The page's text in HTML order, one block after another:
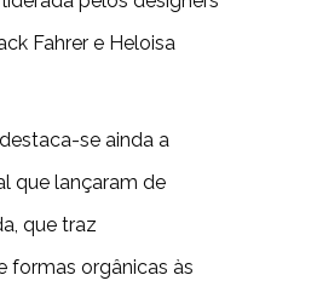
Fahrer e Heloisa
se ainda a
que lançaram de
que traz
formas orgânicas às